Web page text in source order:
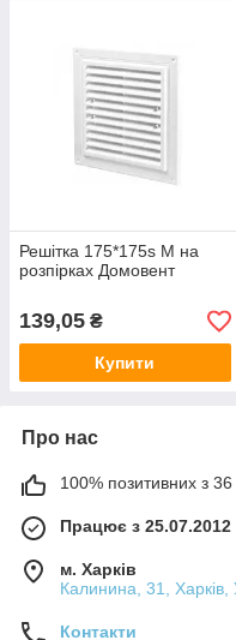
Решітка 175*175s M на
розпірках Домовент
139,05 ₴
Купити
Про нас
100% позитивних з 36
Працює з 25.07.2012
м. Харків
Калинина, 31, Харків,
Контакти